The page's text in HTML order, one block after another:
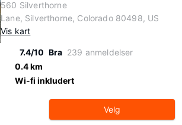
560 Silverthorne
Lane, Silverthorne, Colorado 80498, US
Vis kart
7.4/10 Bra 239 anmeldelser
0.4 km
Wi-fi inkludert
Velg